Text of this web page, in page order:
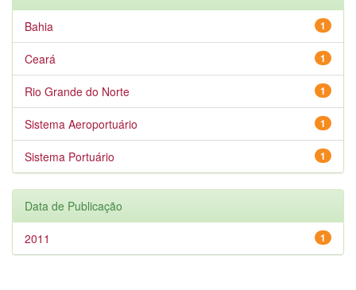
1
Bahia
1
Ceará
1
Rio Grande do Norte
1
Sistema Aeroportuário
1
Sistema Portuário
Data de Publicação
1
2011